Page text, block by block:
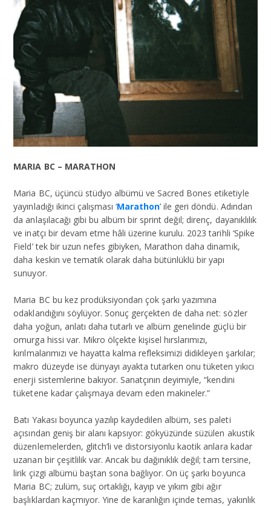
MARIA BC – MARATHON
Maria BC, üçüncü stüdyo albümü ve Sacred Bones etiketiyle
yayınladığı ikinci çalışması ‘Marathon’ ile geri döndü. Adından
da anlaşılacağı gibi bu albüm bir sprint değil; direnç, dayanıklılık
ve inatçı bir devam etme hâli üzerine kurulu. 2023 tarihli ‘Spike
Field’ tek bir uzun nefes gibiyken, Marathon daha dinamik,
daha keskin ve tematik olarak daha bütünlüklü bir yapı
sunuyor.
Maria BC bu kez prodüksiyondan çok şarkı yazımına
odaklandığını söylüyor. Sonuç gerçekten de daha net: sözler
daha yoğun, anlatı daha tutarlı ve albüm genelinde güçlü bir
omurga hissi var. Mikro ölçekte kişisel hırslarımızı,
kırılmalarımızı ve hayatta kalma refleksimizi didikleyen şarkılar;
makro düzeyde ise dünyayı ayakta tutarken onu tüketen yıkıcı
enerji sistemlerine bakıyor. Sanatçının deyimiyle, “kendini
tüketene kadar çalışmaya devam eden makineler.”
Batı Yakası boyunca yazılıp kaydedilen albüm, ses paleti
açısından geniş bir alanı kapsıyor: gökyüzünde süzülen akustik
düzenlemelerden, glitch’li ve distorsiyonlu kaotik anlara kadar
uzanan bir çeşitlilik var. Ancak bu dağınıklık değil; tam tersine,
lirik çizgi albümü baştan sona bağlıyor. On üç şarkı boyunca
Maria BC; zulüm, suç ortaklığı, kayıp ve yıkım gibi ağır
başlıklardan kaçmıyor. Yine de karanlığın içinde temas, yakınlık